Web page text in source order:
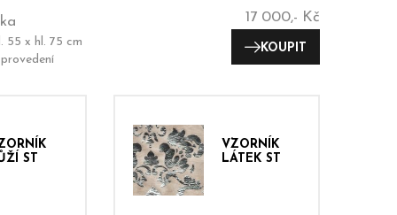
55 x hl. 75 cm
17 000,- Kč
KOUPIT
ST
VZORNÍK
LÁTEK ST